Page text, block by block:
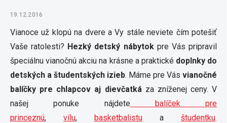
19.12.2016
Vianoce už klopú na dvere a Vy stále neviete čím potešiť
Vaše ratolesti? Hezký detský nábytokpre Vás pripravil
špeciálnu vianočnú akciu na krásne a praktické doplnky do
detských a študentských izieb. Máme pre Vás vianočné
balíčky pre chlapcov aj dievčatkáza zníženej ceny. V
našej ponuke nájdetebalíček pre
princeznú, vílu, basketbalistu a študentku.